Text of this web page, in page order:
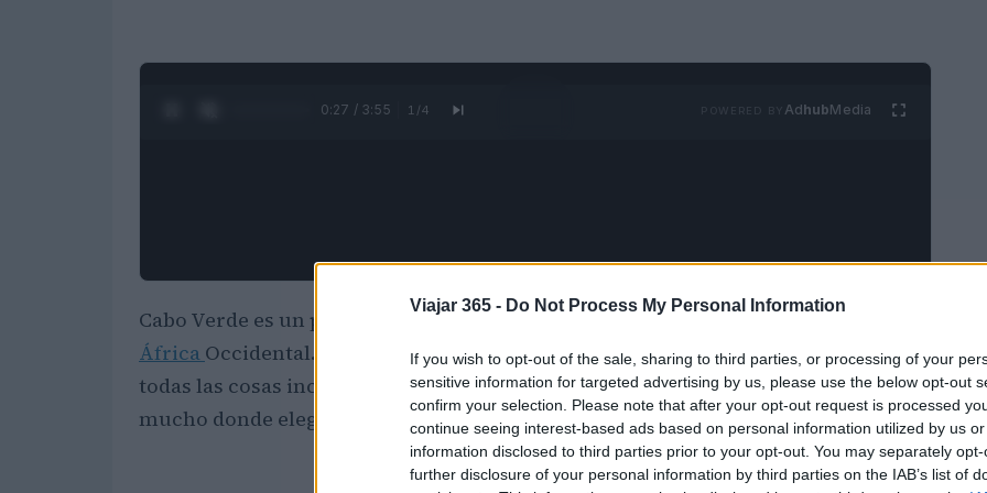
Viajar 365 - Do Not Process My Personal Information
If you wish to opt-out of the sale, sharing to third parties, or processing of your
sensitive information for targeted advertising by us, please use the below opt-out
confirm your selection. Please note that after your opt-out request is processed
continue seeing interest-based ads based on personal information utilized by us
information disclosed to third parties prior to your opt-out. You may separately
further disclosure of your personal information by third parties on the IAB’s list of
0:28 / 3:55 1 /4 AdhubMedia
Cabo Verde es un pequeño archipiélago situado a unos 400 km de la costa de
África Occidental. Tengo muy buenos recuerdos de mi visita, sobre todo con
todas las cosas increíbles que se pueden hacer en Cabo Verde. Es decir, tienes
mucho donde elegir.